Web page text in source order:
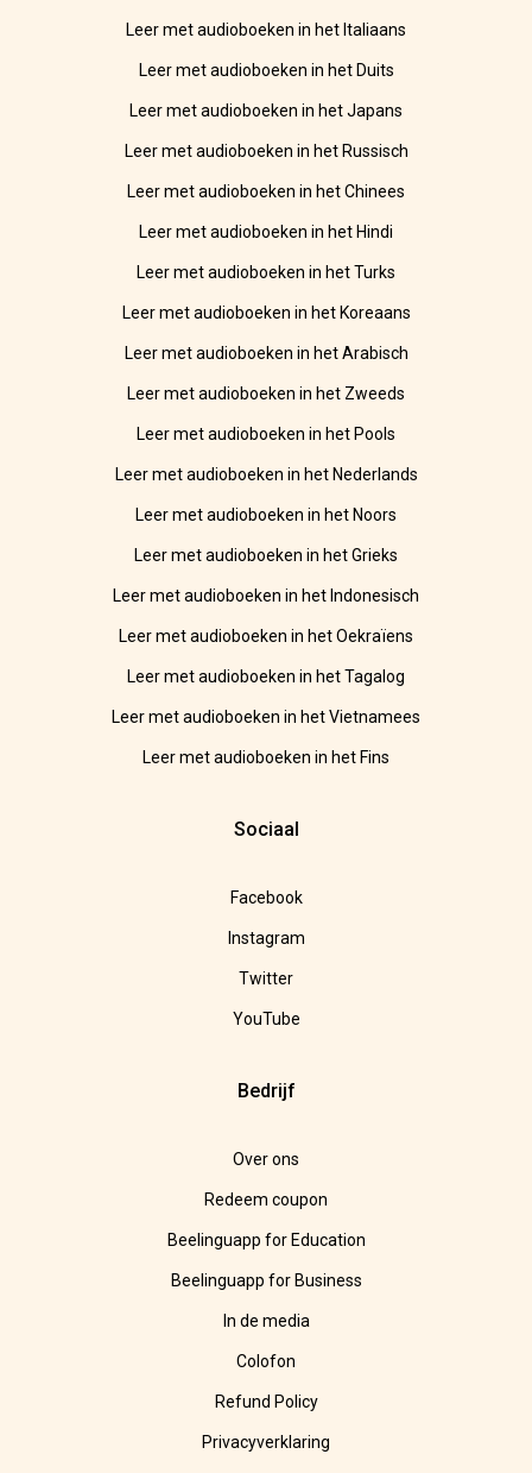
Leer met audioboeken in het Italiaans
Leer met audioboeken in het Duits
Leer met audioboeken in het Japans
Leer met audioboeken in het Russisch
Leer met audioboeken in het Chinees
Leer met audioboeken in het Hindi
Leer met audioboeken in het Turks
Leer met audioboeken in het Koreaans
Leer met audioboeken in het Arabisch
Leer met audioboeken in het Zweeds
Leer met audioboeken in het Pools
Leer met audioboeken in het Nederlands
Leer met audioboeken in het Noors
Leer met audioboeken in het Grieks
Leer met audioboeken in het Indonesisch
Leer met audioboeken in het Oekraïens
Leer met audioboeken in het Tagalog
Leer met audioboeken in het Vietnamees
Leer met audioboeken in het Fins
Sociaal
Facebook
Instagram
Twitter
YouTube
Bedrijf
Over ons
Redeem coupon
Beelinguapp for Education
Beelinguapp for Business
In de media
Colofon
Refund Policy
Privacyverklaring